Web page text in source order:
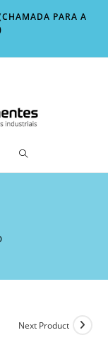
PARA A
Next Product